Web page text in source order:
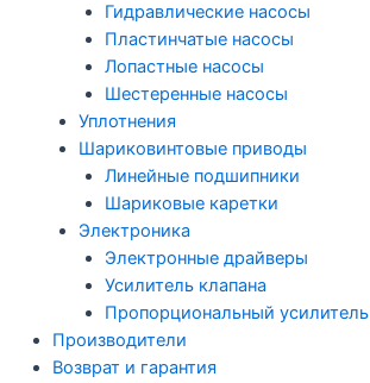
Гидравлические насосы
Пластинчатые насосы
Лопастные насосы
Шестеренные насосы
Уплотнения
Шариковинтовые приводы
Линейные подшипники
Шариковые каретки
Электроника
Электронные драйверы
Усилитель клапана
Пропорциональный усилитель
Производители
Возврат и гарантия